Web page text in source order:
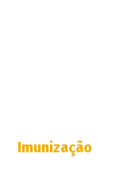
Imunização